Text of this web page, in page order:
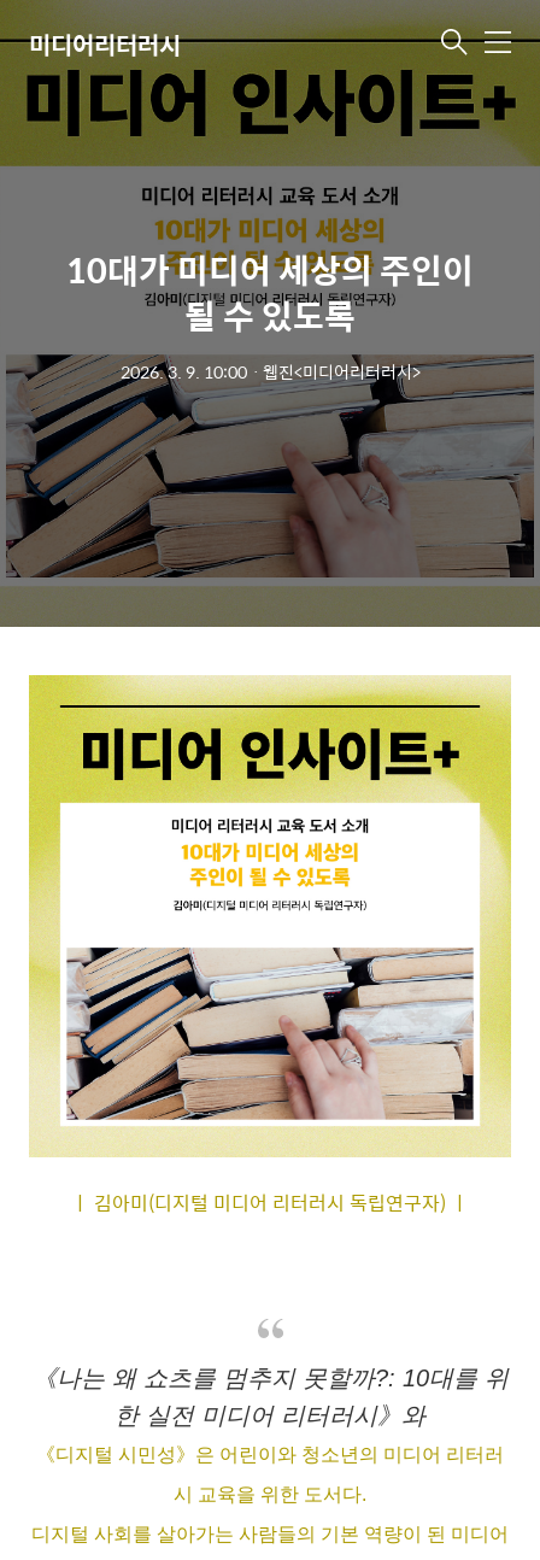
미디어리터러시 메
10대가 미디어 세상의 주인이
될 수 있도록
2026. 3. 9. 10:00ㆍ 웹진<미디어리터러시>
ㅣ 김아미(디지털 미디어 리터러시 독립연구자) ㅣ
《나는 왜 쇼츠를 멈추지 못할까?: 10대를 위
한 실전 미디어 리터러시》와
《디지털 시민성》은 어린이와 청소년의 미디어 리터러
시 교육을 위한 도서다.
디지털 사회를 살아가는 사람들의 기본 역량이 된 미디어